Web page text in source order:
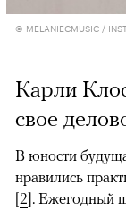
© MELANIECMUSIC /
Карли
свое
В юности
нравились
[2]. Ежегодный